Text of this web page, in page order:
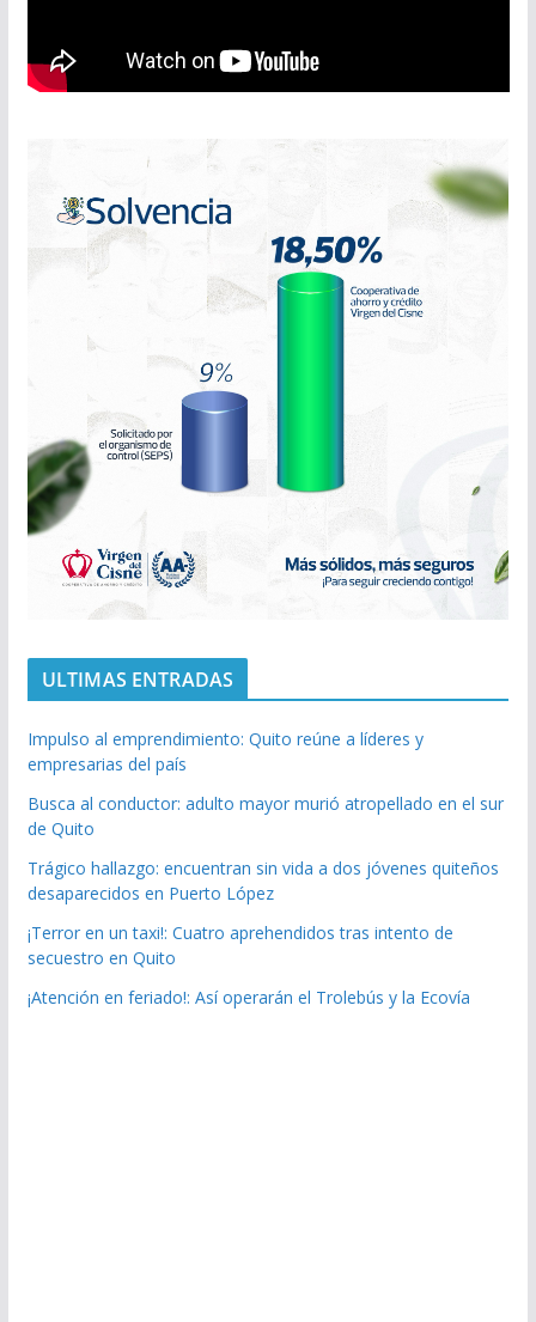
ULTIMAS ENTRADAS
Impulso al emprendimiento: Quito reúne a líderes y
empresarias del país
Busca al conductor: adulto mayor murió atropellado en el sur
de Quito
Trágico hallazgo: encuentran sin vida a dos jóvenes quiteños
desaparecidos en Puerto López
¡Terror en un taxi!: Cuatro aprehendidos tras intento de
secuestro en Quito
¡Atención en feriado!: Así operarán el Trolebús y la Ecovía